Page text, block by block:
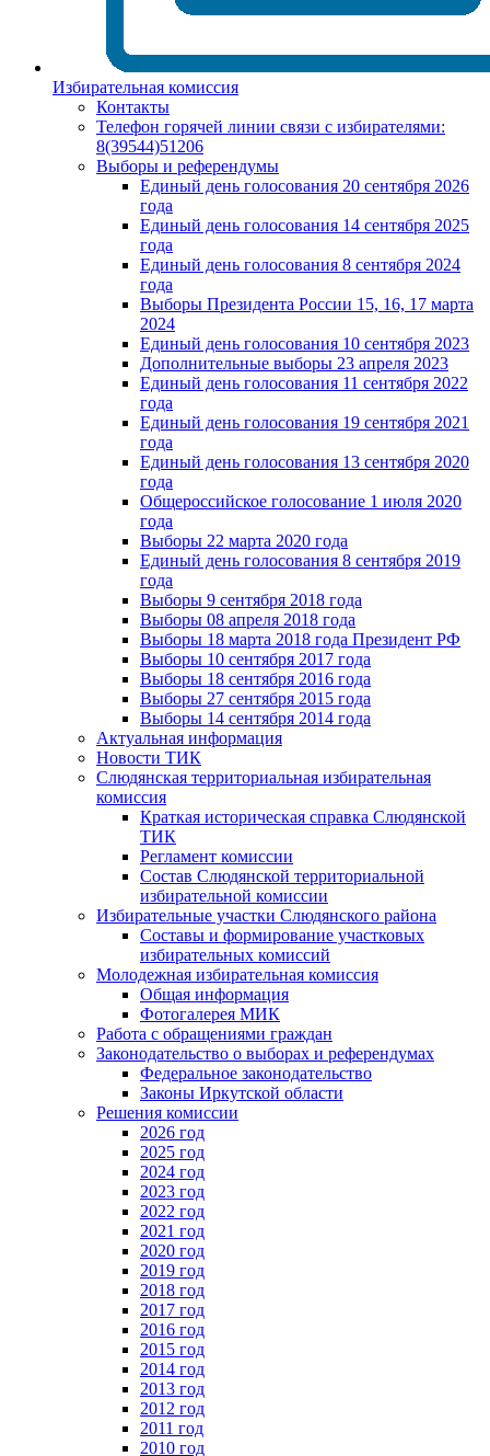
Избирательная комиссия
Контакты
Телефон горячей линии связи с избирателями:
8(39544)51206
Выборы и референдумы
Единый день голосования 20 сентября 2026
года
Единый день голосования 14 сентября 2025
года
Единый день голосования 8 сентября 2024
года
Выборы Президента России 15, 16, 17 марта
2024
Единый день голосования 10 сентября 2023
Дополнительные выборы 23 апреля 2023
Единый день голосования 11 сентября 2022
года
Единый день голосования 19 сентября 2021
года
Единый день голосования 13 сентября 2020
года
Общероссийское голосование 1 июля 2020
года
Выборы 22 марта 2020 года
Единый день голосования 8 сентября 2019
года
Выборы 9 сентября 2018 года
Выборы 08 апреля 2018 года
Выборы 18 марта 2018 года Президент РФ
Выборы 10 сентября 2017 года
Выборы 18 сентября 2016 года
Выборы 27 сентября 2015 года
Выборы 14 сентября 2014 года
Актуальная информация
Новости ТИК
Слюдянская территориальная избирательная
комиссия
Краткая историческая справка Слюдянской
ТИК
Регламент комиссии
Состав Слюдянской территориальной
избирательной комиссии
Избирательные участки Слюдянского района
Составы и формирование участковых
избирательных комиссий
Молодежная избирательная комиссия
Общая информация
Фотогалерея МИК
Работа с обращениями граждан
Законодательство о выборах и референдумах
Федеральное законодательство
Законы Иркутской области
Решения комиссии
2026 год
2025 год
2024 год
2023 год
2022 год
2021 год
2020 год
2019 год
2018 год
2017 год
2016 год
2015 год
2014 год
2013 год
2012 год
2011 год
2010 год